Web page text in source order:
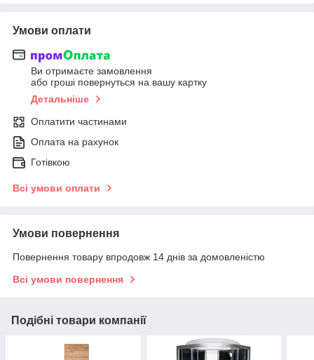
Умови оплати
Ви отримаєте замовлення
або гроші повернуться на вашу картку
Детальніше
Оплатити частинами
Оплата на рахунок
Готівкою
Всі умови оплати
Умови повернення
Повернення товару впродовж 14 днів за домовленістю
Всі умови повернення
Подібні товари компанії